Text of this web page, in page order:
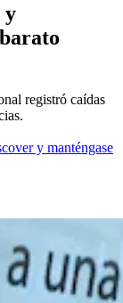
y
registró caídas
y manténgase